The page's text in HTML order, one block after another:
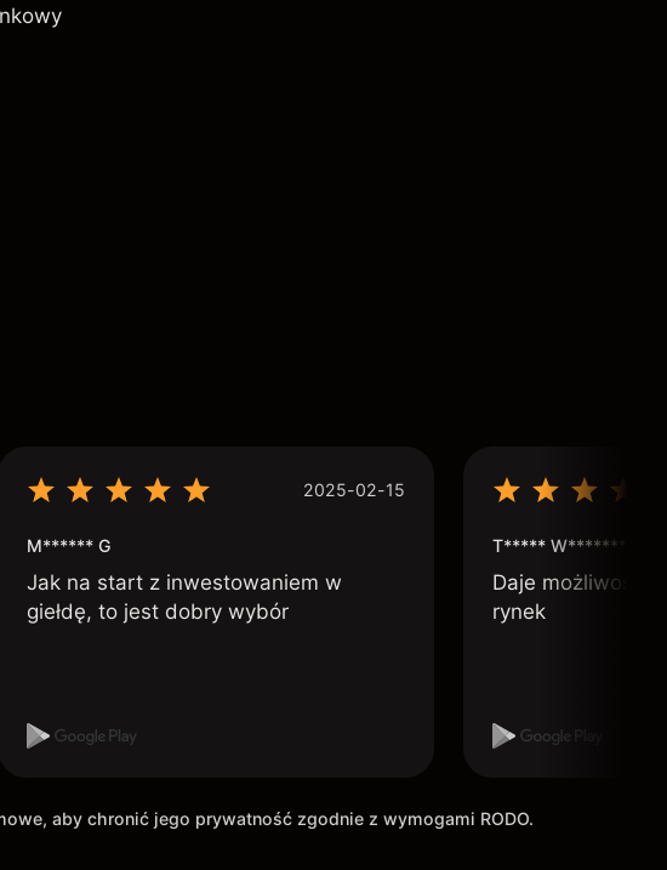
2025-02-15
M****** G
Jak na start z inwestowaniem w
giełdę, to jest dobry wybór
T*****
Daje możliwość
rynek
aby chronić jego prywatność zgodnie z wymogami RODO.